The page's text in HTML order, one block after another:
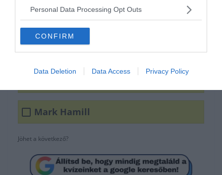
Personal Data Processing Opt Outs
CONFIRM
Data Deletion Data Access Privacy Policy
űrhajósnak, aki először
járt a Holdon?
Buzz Aldrin
Mark Hamill
Jöhet a következő?